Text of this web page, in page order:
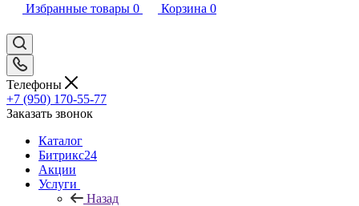
Избранные товары 0 Корзина 0
Телефоны
+7 (950) 170-55-77
Заказать звонок
Каталог
Битрикс24
Акции
Услуги
Назад